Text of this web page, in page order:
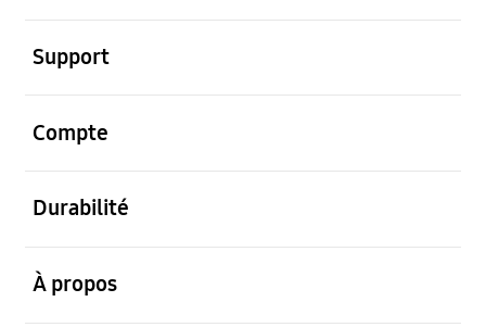
Support
Compte
Durabilité
À propos